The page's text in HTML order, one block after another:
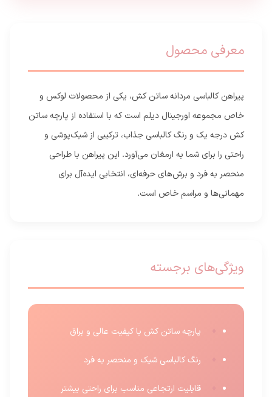
معرفی محصول
پیراهن کالباسی مردانه ساتن کش، یکی از محصولات لوکس و
خاص مجموعه اورجینال دیلم است که با استفاده از پارچه ساتن
کش درجه یک و رنگ کالباسی جذاب، ترکیبی از شیک‌پوشی و
راحتی را برای شما به ارمغان می‌آورد. این پیراهن با طراحی
منحصر به فرد و برش‌های حرفه‌ای، انتخابی ایده‌آل برای
مهمانی‌ها و مراسم خاص است.
ویژگی‌های برجسته
پارچه ساتن کش با کیفیت عالی و براق
رنگ کالباسی شیک و منحصر به فرد
قابلیت ارتجاعی مناسب برای راحتی بیشتر